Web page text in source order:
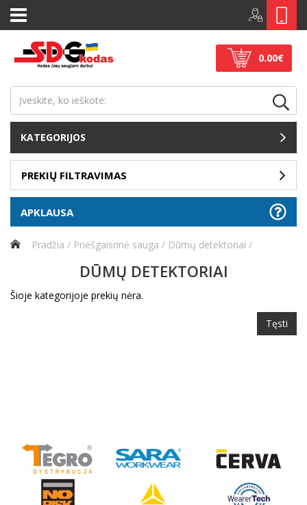
0.00€
KATEGORIJOS
PREKIŲ FILTRAVIMAS
APKLAUSA
Pradžia Priešgaisrinė sauga Dūmų detektoriai
DŪMŲ DETEKTORIAI
Šioje kategorijoje prekių nėra.
Tęsti